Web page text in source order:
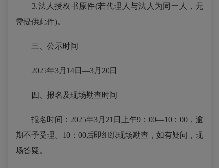
3.法人授权书原件(若代理人与法人为同一人，无
需提供此件)。
三、公示时间
2025年3月14日 —3月 20日
四、报名及现场勘查时间
报名时间： 2025年3月 21 日上午9：00—10：00，逾
期不予受理。10：00后即组织现场勘查，如有疑问，现
场答疑。